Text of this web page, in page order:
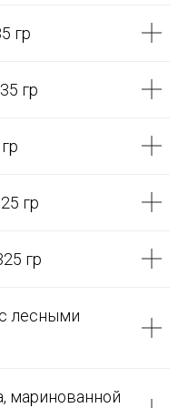
гр
гр
гр
гр
лесными
маринованной
улыбнуться.